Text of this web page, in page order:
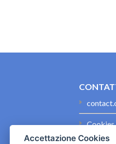
Accettazione Cookies